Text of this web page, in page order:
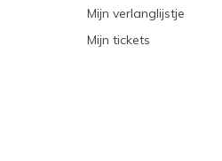
Mijn verlanglijstje
Mijn tickets